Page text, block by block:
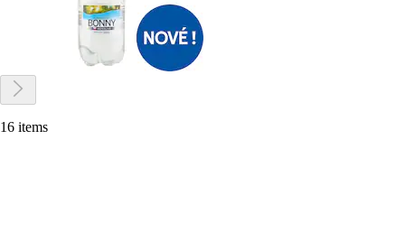
16 items